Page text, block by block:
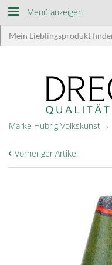
Menü anzeigen
Marke Hubrig Volkskunst
‹ Vorheriger Artikel